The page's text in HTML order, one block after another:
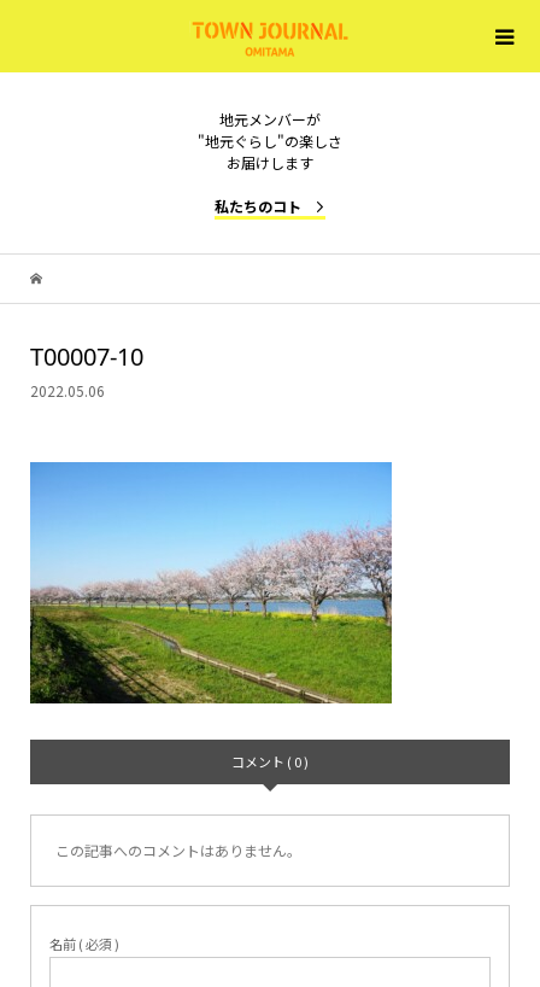
地元メンバーが
"地元ぐらし"の楽しさ
お届けします
私たちのコト
T00007-10
2022.05.06
コメント ( 0 )
この記事へのコメントはありません。
名前 ( 必須 )